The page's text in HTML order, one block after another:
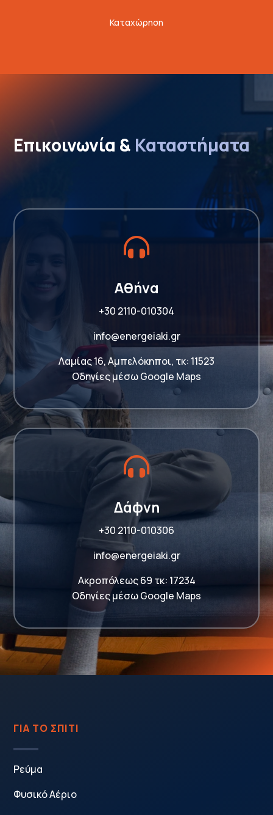
Καταχώρηση
Επικοινωνία & Καταστήματα

Αθήνα
+30 2110-010304
info@energeiaki.gr
Λαμίας 16, Αμπελόκηποι, τκ: 11523
Οδηγίες μέσω Google Maps

Δάφνη
+30 2110-010306
info@energeiaki.gr
Ακροπόλεως 69 τκ: 17234
Οδηγίες μέσω Google Maps
ΓΙΑ ΤΟ ΣΠΙΤΙ
Ρεύμα
Φυσικό Αέριο